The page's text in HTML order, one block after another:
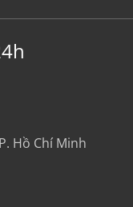
Hồ Chí Minh